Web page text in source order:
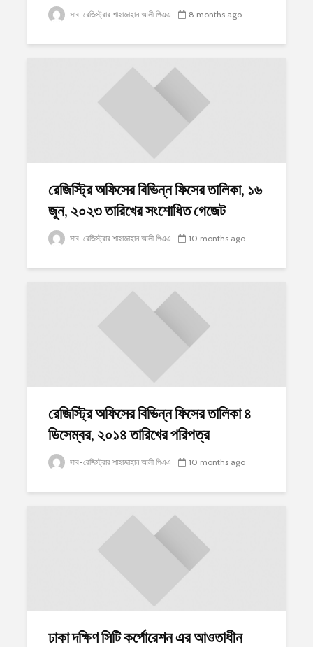
সাব-রেজিস্ট্রার শাহাজাহান আলী পিএএ 8 months ago
রেজিস্ট্রি অফিসের বিভিন্ন ফিসের তালিকা, ১৬
জুন, ২০২৩ তারিখের সংশোধিত গেজেট
সাব-রেজিস্ট্রার শাহাজাহান আলী পিএএ 10 months ago
রেজিস্ট্রি অফিসের বিভিন্ন ফিসের তালিকা ৪
ডিসেম্বর, ২০১৪ তারিখের পরিপত্র
সাব-রেজিস্ট্রার শাহাজাহান আলী পিএএ 10 months ago
ঢাকা দক্ষিণ সিটি কর্পোরেশন এর আওতাধীন